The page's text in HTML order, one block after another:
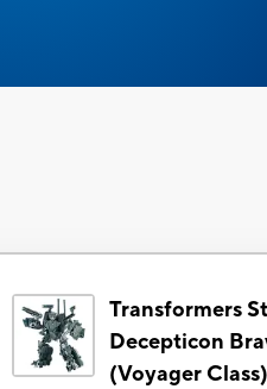
Transformers
Decepticon
(Voyager Class)